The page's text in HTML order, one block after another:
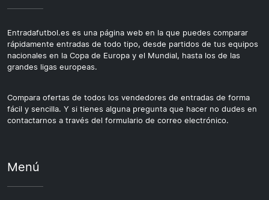
Entradafutbol.es es una página web en la que puedes comparar
rápidamente entradas de todo tipo, desde partidos de tus equipos
nacionales en la Copa de Europa y el Mundial, hasta los de las
grandes ligas europeas.
Compara ofertas de todos los vendedores de entradas de forma
fácil y sencilla. Y si tienes alguna pregunta que hacer no dudes en
contactarnos a través del formulario de correo electrónico.
Menú